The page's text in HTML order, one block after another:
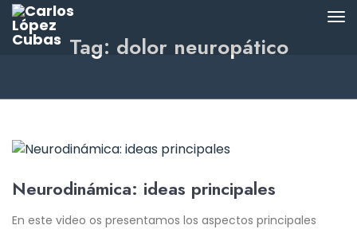
Tag: dolor neuropático
Neurodinámica: ideas principales
En este video os presentamos los aspectos principales